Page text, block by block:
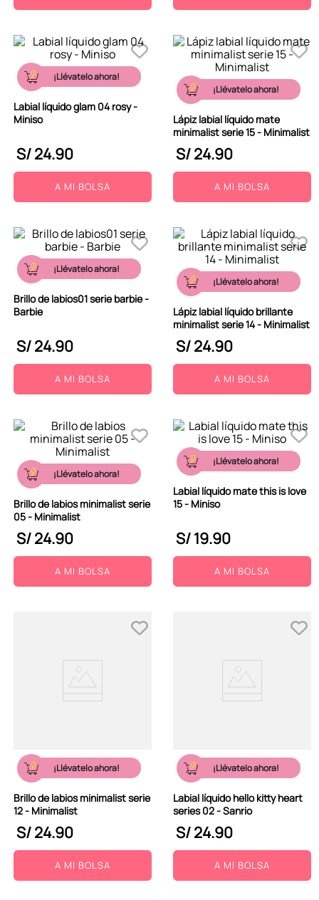
¡Llévatelo ahora!
Labial líquido glam 04 rosy -
Miniso
S/24.90
A MI BOLSA
¡Llévatelo ahora!
Lápiz labial líquido mate
minimalist serie 15 - Minimalist
S/24.90
A MI BOLSA
¡Llévatelo ahora!
Brillo de labios01 serie barbie -
Barbie
S/24.90
A MI BOLSA
¡Llévatelo ahora!
Lápiz labial líquido brillante
minimalist serie 14 - Minimalist
S/24.90
A MI BOLSA
¡Llévatelo ahora!
Brillo de labios minimalist serie
05 - Minimalist
S/24.90
A MI BOLSA
¡Llévatelo ahora!
Labial líquido mate this is love
15 - Miniso
S/19.90
A MI BOLSA
¡Llévatelo ahora!
Brillo de labios minimalist serie
12 - Minimalist
S/24.90
A MI BOLSA
¡Llévatelo ahora!
Labial líquido hello kitty heart
series 02 - Sanrio
S/24.90
A MI BOLSA